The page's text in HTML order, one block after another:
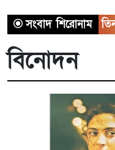
সংবাদ শিরোনাম
সাভারের তিনটি ইউনিয়ন
বিনোদন